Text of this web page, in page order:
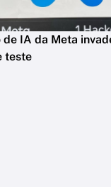
de IA da Meta
teste